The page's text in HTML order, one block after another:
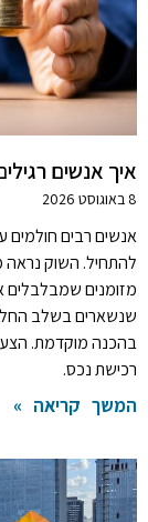
איך אנשים
8 באוגוסט 2026
אנשים רבים חולמים
להתחיל. השוק נראה
מזומנים שמבלבלים
שנשארים בשלב
בהכנה מוקדמת.
רכישת נכס.
המשך קריאה »